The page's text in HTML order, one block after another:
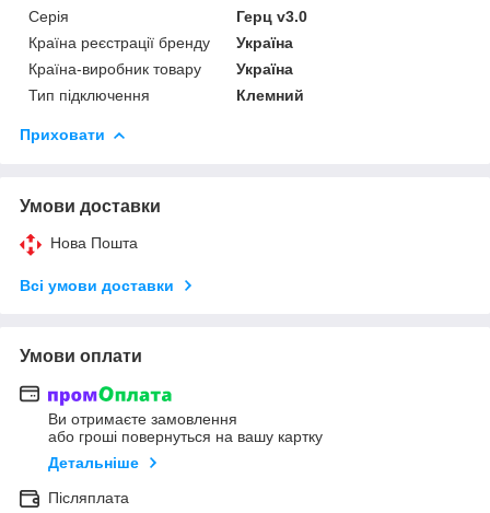
Серія
Герц v3.0
Країна реєстрації бренду
Україна
Країна-виробник товару
Україна
Тип підключення
Клемний
Приховати
Умови доставки
Нова Пошта
Всі умови доставки
Умови оплати
Ви отримаєте замовлення
або гроші повернуться на вашу картку
Детальніше
Післяплата